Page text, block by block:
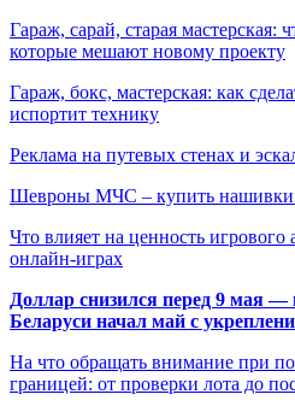
Гараж, сарай, старая мастерская:
которые мешают новому проекту
Гараж, бокс, мастерская: как
испортит технику
Реклама на путевых стенах и
Шевроны МЧС – купить
Что влияет на ценность игрового
онлайн-играх
Доллар снизился перед 9 мая
Беларуси начал май с
На что обращать внимание при
границей: от проверки лота до